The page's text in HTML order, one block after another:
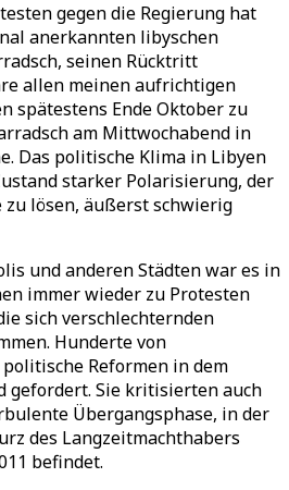
gegen die Regierung hat
anerkannten libyschen
seinen Rücktritt
allen meinen aufrichtigen
spätestens Ende Oktober zu
am Mittwochabend in
Das politische Klima in Libyen
starker Polarisierung, der
zu lösen, äußerst schwierig
und anderen Städten war es in
immer wieder zu Protesten
sich verschlechternden
Hunderte von
Reformen in dem
gefordert. Sie kritisierten auch
Übergangsphase, in der
des Langzeitmachthabers
befindet.